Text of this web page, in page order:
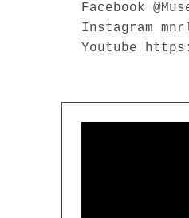
Facebook
Instagram
Youtube